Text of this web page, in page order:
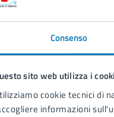
Consenso
sito web utilizza i
cookie tecnici di
informazioni